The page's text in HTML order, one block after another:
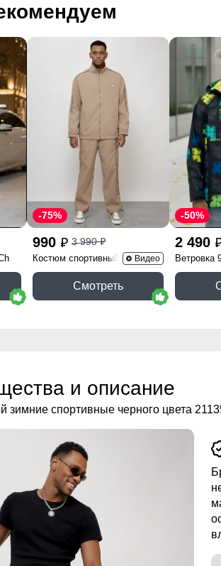
990 p 3 990p
-75%
Костюм спортивный 15020B
Видео
Смотреть
2 490
-50%
Ветровка
и описание
зимние спортивные черного цвета